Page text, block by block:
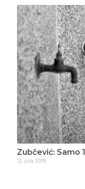
Zubčević: Samo
12. jula 2019.